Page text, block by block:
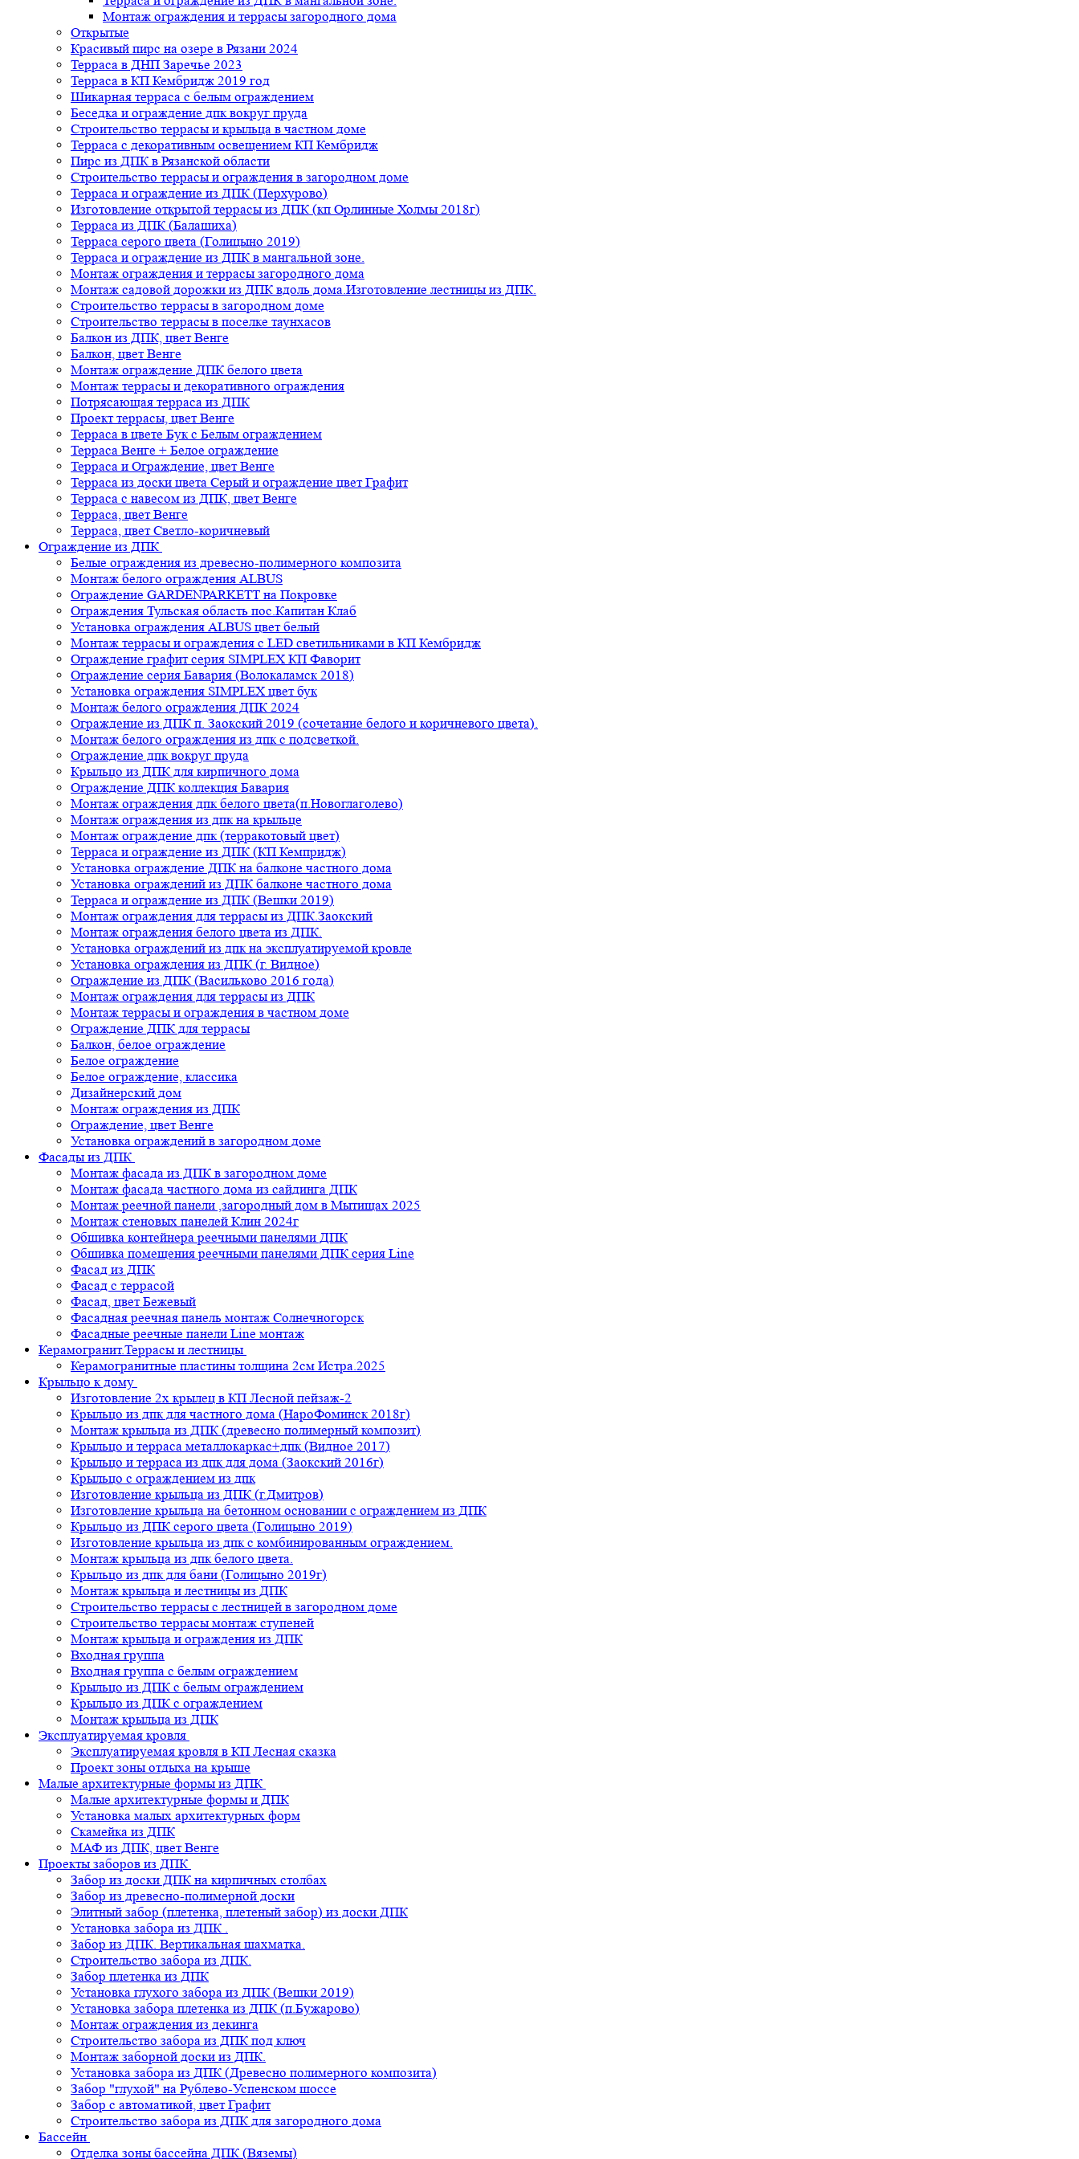
Монтаж ограждения и террасы загородного дома
Открытые
Красивый пирс на озере в Рязани 2024
Терраса в ДНП Заречье 2023
Терраса в КП Кембридж 2019 год
Шикарная терраса с белым ограждением
Беседка и ограждение дпк вокруг пруда
Строительство террасы и крыльца в частном доме
Терраса с декоративным освещением КП Кембридж
Пирс из ДПК в Рязанской области
Строительство террасы и ограждения в загородном доме
Терраса и ограждение из ДПК (Перхурово)
Изготовление открытой террасы из ДПК (кп Орлинные Холмы 2018г)
Терраса из ДПК (Балашиха)
Терраса серого цвета (Голицыно 2019)
Терраса и ограждение из ДПК в мангальной зоне.
Монтаж ограждения и террасы загородного дома
Монтаж садовой дорожки из ДПК вдоль дома.Изготовление лестницы из ДПК.
Строительство террасы в загородном доме
Строительство террасы в поселке таунхасов
Балкон из ДПК, цвет Венге
Балкон, цвет Венге
Монтаж ограждение ДПК белого цвета
Монтаж террасы и декоративного ограждения
Потрясающая терраса из ДПК
Проект террасы, цвет Венге
Терраса в цвете Бук с Белым ограждением
Терраса Венге + Белое ограждение
Терраса и Ограждение, цвет Венге
Терраса из доски цвета Серый и ограждение цвет Графит
Терраса с навесом из ДПК, цвет Венге
Терраса, цвет Венге
Терраса, цвет Светло-коричневый
Ограждение из ДПК
Белые ограждения из древесно-полимерного композита
Монтаж белого ограждения ALBUS
Ограждение GARDENPARKETT на Покровке
Ограждения Тульская область пос.Капитан Клаб
Установка ограждения ALBUS цвет белый
Монтаж террасы и ограждения с LED светильниками в КП Кембридж
Ограждение графит серия SIMPLEX КП Фаворит
Ограждение серия Бавария (Волокаламск 2018)
Установка ограждения SIMPLEX цвет бук
Монтаж белого ограждения ДПК 2024
Ограждение из ДПК п. Заокский 2019 (сочетание белого и коричневого цвета).
Монтаж белого ограждения из дпк с подсветкой.
Ограждение дпк вокруг пруда
Крыльцо из ДПК для кирпичного дома
Ограждение ДПК коллекция Бавария
Монтаж ограждения дпк белого цвета(п.Новоглаголево)
Монтаж ограждения из дпк на крыльце
Монтаж ограждение дпк (терракотовый цвет)
Терраса и ограждение из ДПК (КП Кемпридж)
Установка ограждение ДПК на балконе частного дома
Установка ограждений из ДПК балконе частного дома
Терраса и ограждение из ДПК (Вешки 2019)
Монтаж ограждения для террасы из ДПК.Заокский
Монтаж ограждения белого цвета из ДПК.
Установка ограждений из дпк на эксплуатируемой кровле
Установка ограждения из ДПК (г. Видное)
Ограждение из ДПК (Васильково 2016 года)
Монтаж ограждения для террасы из ДПК
Монтаж террасы и ограждения в частном доме
Ограждение ДПК для террасы
Балкон, белое ограждение
Белое ограждение
Белое ограждение, классика
Дизайнерский дом
Монтаж ограждения из ДПК
Ограждение, цвет Венге
Установка ограждений в загородном доме
Фасады из ДПК
Монтаж фасада из ДПК в загородном доме
Монтаж фасада частного дома из сайдинга ДПК
Монтаж реечной панели ,загородный дом в Мытищах 2025
Монтаж стеновых панелей Клин 2024г
Обшивка контейнера реечными панелями ДПК
Обшивка помещения реечными панелями ДПК серия Line
Фасад из ДПК
Фасад с террасой
Фасад, цвет Бежевый
Фасадная реечная панель монтаж Солнечногорск
Фасадные реечные панели Line монтаж
Керамогранит.Террасы и лестницы
Керамогранитные пластины толщина 2см Истра.2025
Крыльцо к дому
Изготовление 2х крылец в КП Лесной пейзаж-2
Крыльцо из дпк для частного дома (НароФоминск 2018г)
Монтаж крыльца из ДПК (древесно полимерный композит)
Крыльцо и терраса металлокаркас+дпк (Видное 2017)
Крыльцо и терраса из дпк для дома (Заокский 2016г)
Крыльцо с ограждением из дпк
Изготовление крыльца из ДПК (г.Дмитров)
Изготовление крыльца на бетонном основании с ограждением из ДПК
Крыльцо из ДПК серого цвета (Голицыно 2019)
Изготовление крыльца из дпк с комбинированным ограждением.
Монтаж крыльца из дпк белого цвета.
Крыльцо из дпк для бани (Голицыно 2019г)
Монтаж крыльца и лестницы из ДПК
Строительство террасы с лестницей в загородном доме
Строительство террасы монтаж ступеней
Монтаж крыльца и ограждения из ДПК
Входная группа
Входная группа с белым ограждением
Крыльцо из ДПК с белым ограждением
Крыльцо из ДПК с ограждением
Монтаж крыльца из ДПК
Эксплуатируемая кровля
Эксплуатируемая кровля в КП Лесная сказка
Проект зоны отдыха на крыше
Малые архитектурные формы из ДПК
Малые архитектурные формы и ДПК
Установка малых архитектурных форм
Скамейка из ДПК
МАФ из ДПК, цвет Венге
Проекты заборов из ДПК
Забор из доски ДПК на кирпичных столбах
Забор из древесно-полимерной доски
Элитный забор (плетенка, плетеный забор) из доски ДПК
Установка забора из ДПК .
Забор из ДПК. Вертикальная шахматка.
Строительство забора из ДПК.
Забор плетенка из ДПК
Установка глухого забора из ДПК (Вешки 2019)
Установка забора плетенка из ДПК (п.Бужарово)
Монтаж ограждения из декинга
Строительство забора из ДПК под ключ
Монтаж заборной доски из ДПК.
Установка забора из ДПК (Древесно полимерного композита)
Забор "глухой" на Рублево-Успенском шоссе
Забор с автоматикой, цвет Графит
Строительство забора из ДПК для загородного дома
Бассейн
Отделка зоны бассейна ДПК (Вяземы)